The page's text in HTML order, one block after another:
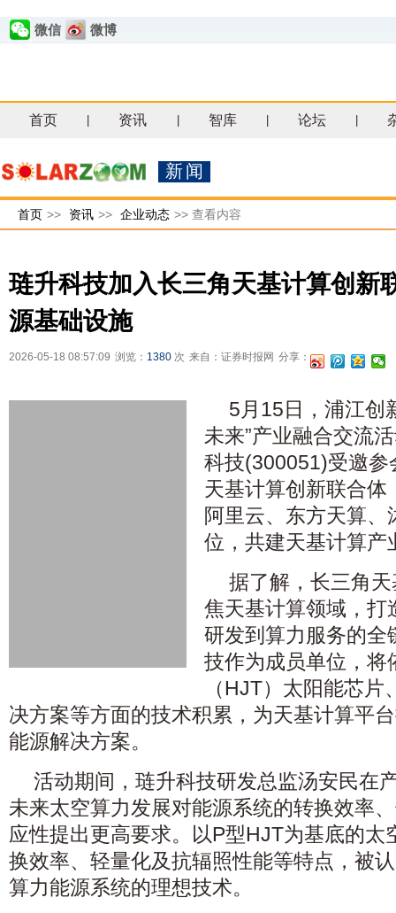
微信 微博
首页 资讯 智库 论坛
新闻
首页 >> 资讯 >> 企业动态 >> 查看内容
琏升科技加入长三角天基计算创新
源基础设施
2026-05-18 08:57:09 浏览： 1380 次 来自：证券时报网 分享：
5月15日，浦江创
未来”产业融合交流
科技(300051)受邀
天基计算创新联合体
阿里云、东方天算
位，共建天基计算产
据了解，长三角
焦天基计算领域，打
研发到算力服务的全
技作为成员单位，将
（HJT）太阳能芯
决方案等方面的技术积累，为天基计算平
能源解决方案。
活动期间，琏升科技研发总监汤安民在
未来太空算力发展对能源系统的转换效率
应性提出更高要求。以P型HJT为基底的太
换效率、轻量化及抗辐照性能等特点，被
算力能源系统的理想技术。